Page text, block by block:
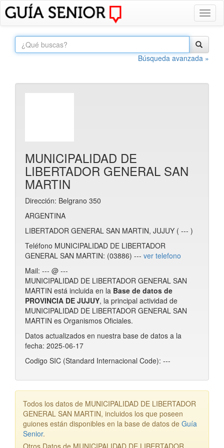
Búsqueda avanzada »
MUNICIPALIDAD DE
LIBERTADOR GENERAL SAN
MARTIN
Dirección: Belgrano 350
ARGENTINA
LIBERTADOR GENERAL SAN MARTIN, JUJUY ( --- )
Teléfono MUNICIPALIDAD DE LIBERTADOR
GENERAL SAN MARTIN: (03886) --- ver telefono
Mail: --- @ ---
MUNICIPALIDAD DE LIBERTADOR GENERAL SAN
MARTIN está incluida en la Base de datos de
PROVINCIA DE JUJUY, la principal actividad de
MUNICIPALIDAD DE LIBERTADOR GENERAL SAN
MARTIN es Organismos Oficiales.
Datos actualizados en nuestra base de datos a la
fecha: 2025-06-17
Codigo SIC (Standard Internacional Code): ---
Todos los datos de MUNICIPALIDAD DE LIBERTADOR
GENERAL SAN MARTIN, incluidos los que poseen
guiones están disponibles en la base de datos de Guía
Senior.
Otros Datos de MUNICIPALIDAD DE LIBERTADOR